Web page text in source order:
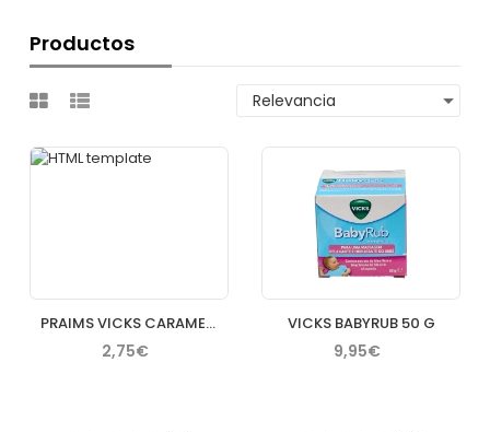
Productos
PRAIMS VICKS CARAMELOS EUCALIPTO BOLSA 72 G
2,75€
VICKS BABYRUB 50 G
9,95€